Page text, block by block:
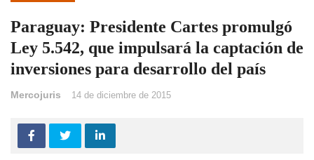
Paraguay: Presidente Cartes promulgó
Ley 5.542, que impulsará la captación de
inversiones para desarrollo del país
Mercojuris 14 de diciembre de 2015